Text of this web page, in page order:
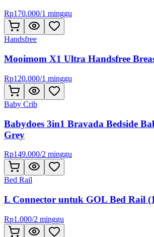
Rp170.000/1 minggu
Handsfree
Mooimom X1 Ultra Handsfree
Rp120.000/1 minggu
Baby Crib
Babydoes 3in1 Bravada Bedside
Grey
Rp149.000/2 minggu
Bed Rail
L Connector untuk GOL Bed Rail
Rp1.000/2 minggu